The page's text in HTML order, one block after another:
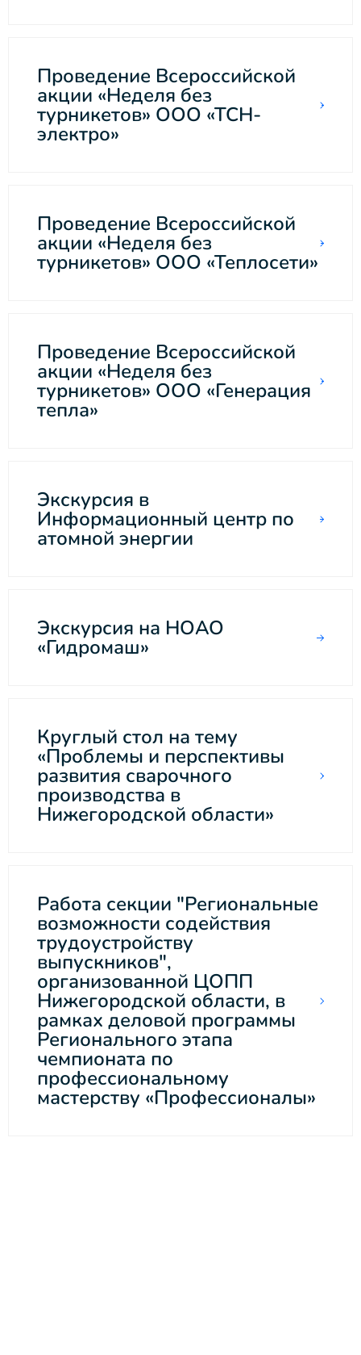
Проведение Всероссийской
акции «Неделя без
турникетов» ООО «ТСН-
электро»
Проведение Всероссийской
акции «Неделя без
турникетов» ООО «Теплосети»
Проведение Всероссийской
акции «Неделя без
турникетов» ООО «Генерация
тепла»
Экскурсия в
Информационный центр по
атомной энергии
Экскурсия на НОАО
«Гидромаш»
Круглый стол на тему
«Проблемы и перспективы
развития сварочного
производства в
Нижегородской области»
Работа секции "Региональные
возможности содействия
трудоустройству
выпускников",
организованной ЦОПП
Нижегородской области, в
рамках деловой программы
Регионального этапа
чемпионата по
профессиональному
мастерству «Профессионалы»